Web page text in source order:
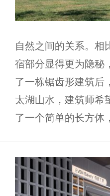
自然之间的关系。相
宿部分显得更为隐秘
了一栋锯齿形建筑后
太湖山水，建筑师希
了一个简单的长方